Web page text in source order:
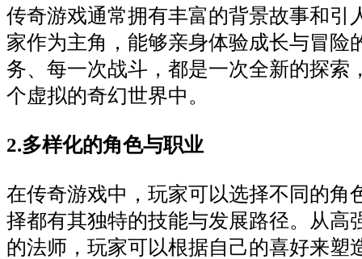
传奇游戏通常拥有丰富的背景故事和引
家作为主角，能够亲身体验成长与冒险
务、每一次战斗，都是一次全新的探索
个虚拟的奇幻世界中。
2.多样化的角色与职业
在传奇游戏中，玩家可以选择不同的角
择都有其独特的技能与发展路径。从高
的法师，玩家可以根据自己的喜好来塑